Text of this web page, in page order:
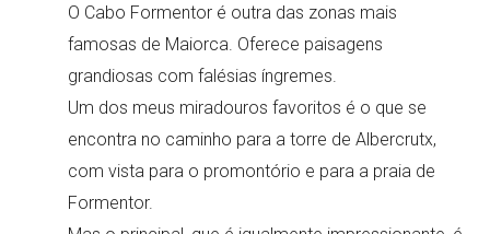
O Cabo Formentor é outra das zonas mais
famosas de Maiorca. Oferece paisagens
grandiosas com falésias íngremes.
Um dos meus miradouros favoritos é o que se
encontra no caminho para a torre de Albercrutx,
com vista para o promontório e para a praia de
Formentor.